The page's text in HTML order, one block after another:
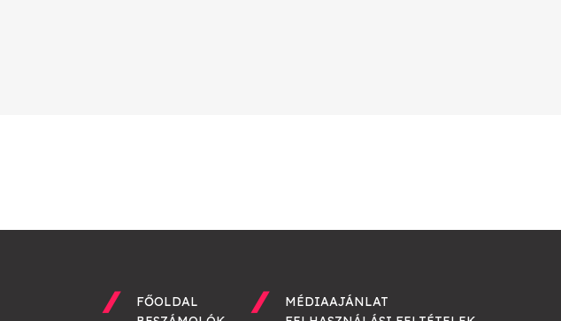
FŐOLDAL
MÉDIAAJÁNLAT